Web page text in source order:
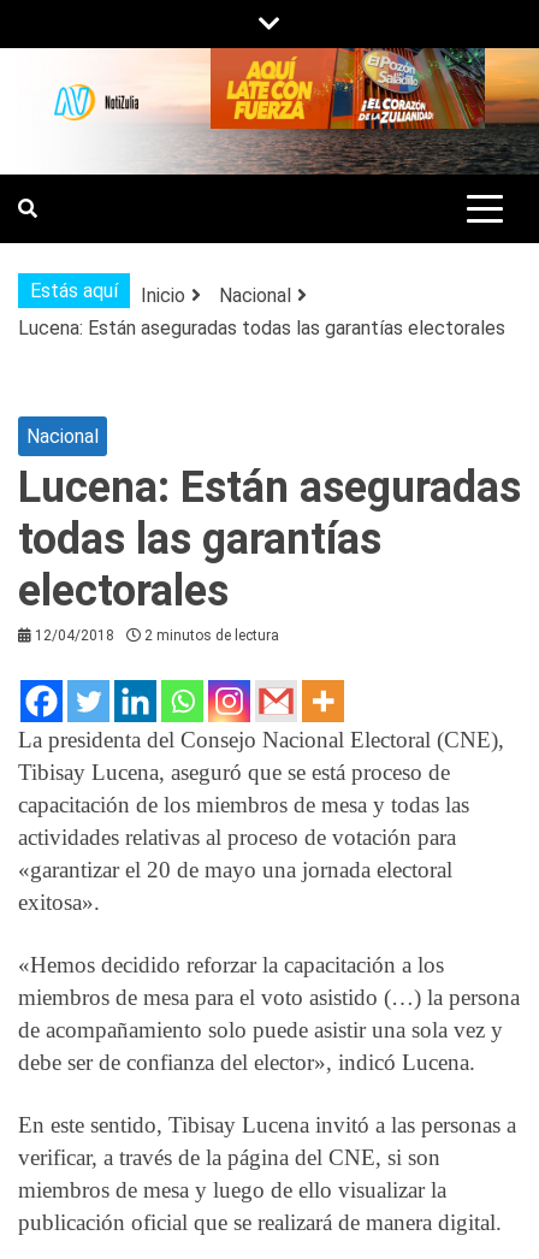
al
contenido
NOTIZULIA
NOTICIAS DEL ZULIA, VENEZUELA Y
DE INTERÉS GENERAL.
Estás aquí Inicio
Nacional
Lucena: Están aseguradas todas las garantías electorales
Nacional
Lucena: Están aseguradas
todas las garantías
electorales
12/04/2018 2 minutos de lectura
La presidenta del Consejo Nacional Electoral (CNE),
Tibisay Lucena, aseguró que se está proceso de
capacitación de los miembros de mesa y todas las
actividades relativas al proceso de votación para
«garantizar el 20 de mayo una jornada electoral
exitosa».
«Hemos decidido reforzar la capacitación a los
miembros de mesa para el voto asistido (…) la persona
de acompañamiento solo puede asistir una sola vez y
debe ser de confianza del elector», indicó Lucena.
En este sentido, Tibisay Lucena invitó a las personas a
verificar, a través de la página del CNE, si son
miembros de mesa y luego de ello visualizar la
publicación oficial que se realizará de manera digital.